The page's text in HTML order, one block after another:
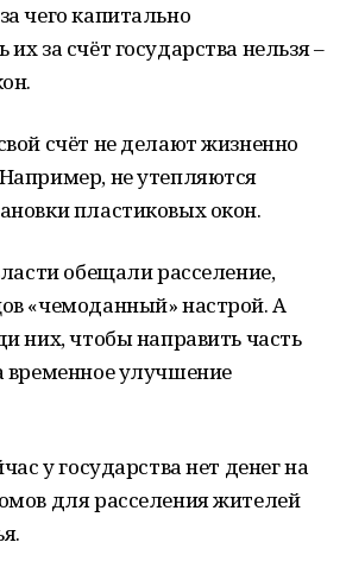
чего капитально
за счёт государства нельзя –
счёт не делают жизненно
не утепляются
пластиковых окон.
обещали расселение,
«чемоданный» настрой. А
них, чтобы направить часть
временное улучшение
у государства нет денег на
для расселения жителей